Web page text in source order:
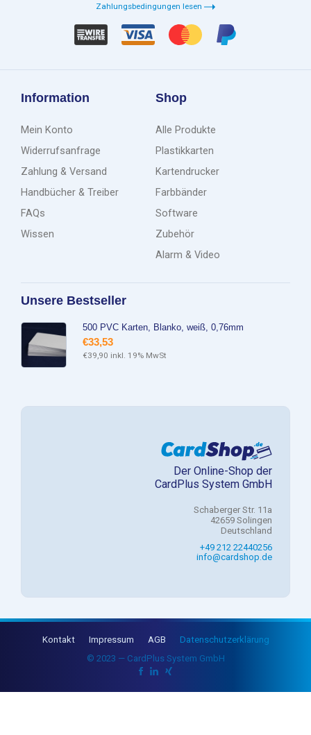
Zahlungsbedingungen lesen
Information
Mein Konto
Widerrufsanfrage
Zahlung & Versand
Handbücher & Treiber
FAQs
Wissen
Shop
Alle Produkte
Plastikkarten
Kartendrucker
Farbbänder
Software
Zubehör
Alarm & Video
Unsere Bestseller
500 PVC Karten, Blanko, weiß, 0,76mm
€33,53
€39,90 inkl. 19% MwSt
Der Online-Shop der
CardPlus System GmbH
Schaberger Str. 11a
42659 Solingen
Deutschland
+49 212 22440256
info@cardshop.de
© 2023 — CardPlus System GmbH
Kontakt Impressum AGB Datenschutzerklärung